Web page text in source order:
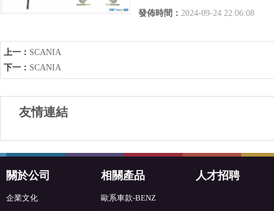
發佈時間： 2024-09-24 22:06:08
上一： SCANIA
下一： SCANIA
友情連結
關於公司
企業文化
相關產品
歐系車款-BENZ
人才招聘